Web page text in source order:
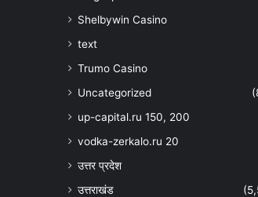
Shelbywin Casino
text
Trumo Casino
Uncategorized
up-capital.ru 150, 200
vodka-zerkalo.ru 20
उत्तर प्रदेश
उत्तराखंड